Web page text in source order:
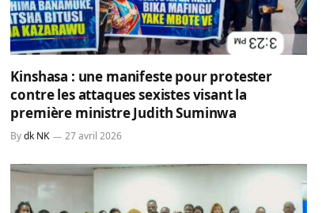
Kinshasa : une manifeste pour protester
contre les attaques sexistes visant la
première ministre Judith Suminwa
By dk NK 27 avril 2026